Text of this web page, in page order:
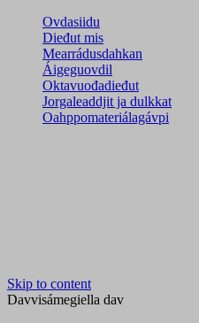
Ovdasiidu
Dieđut mis
Mearrádusdahkan
Áigeguovdil
Oktavuođadieđut
Jorgaleaddjit ja dulkkat
Oahppomateriálagávpi
Skip to content
Davvisámegiella dav